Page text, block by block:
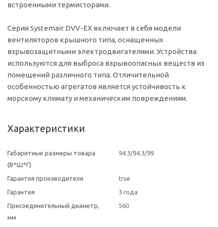
встроенными термисторами.
Серия Systemair DVV-EX включает в себя модели
вентиляторов крышного типа, оснащенных
взрывозащитными электродвигателями. Устройства
используются для выброса взрывоопасных веществ из
помещений различного типа. Отличительной
особенностью агрегатов является устойчивость к
морскому климату и механическим повреждениям.
Характеристики
Габаритные размеры товара
(В*Ш*Г)
94.3/94.3/99
Гарантия производителя
true
Гарантия
3 года
Присоединительный диаметр,
мм
560